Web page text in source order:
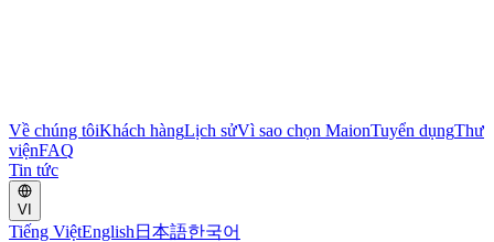
Về chúng tôiKhách hàngLịch sửVì sao chọn MaionTuyển dụngThư
việnFAQ
Tin tức
VI
Tiếng ViệtEnglish 日本語한국어